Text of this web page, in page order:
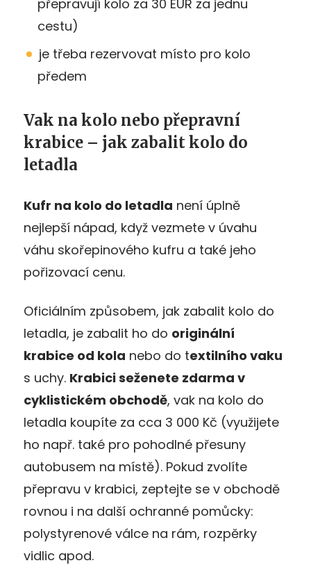
přepravují kolo za 30 EUR za jednu
cestu)
je třeba rezervovat místo pro kolo
předem
Vak na kolo nebo přepravní
krabice – jak zabalit kolo do
letadla
Kufr na kolo do letadla není úplně
nejlepší nápad, když vezmete v úvahu
váhu skořepinového kufru a také jeho
pořizovací cenu.
Oficiálním způsobem, jak zabalit kolo do
letadla, je zabalit ho do originální
krabice od kola nebo do textilního vaku
s uchy. Krabici seženete zdarma v
cyklistickém obchodě, vak na kolo do
letadla koupíte za cca 3 000 Kč (využijete
ho např. také pro pohodlné přesuny
autobusem na místě). Pokud zvolíte
přepravu v krabici, zeptejte se v obchodě
rovnou i na další ochranné pomůcky:
polystyrenové válce na rám, rozpěrky
vidlic apod.